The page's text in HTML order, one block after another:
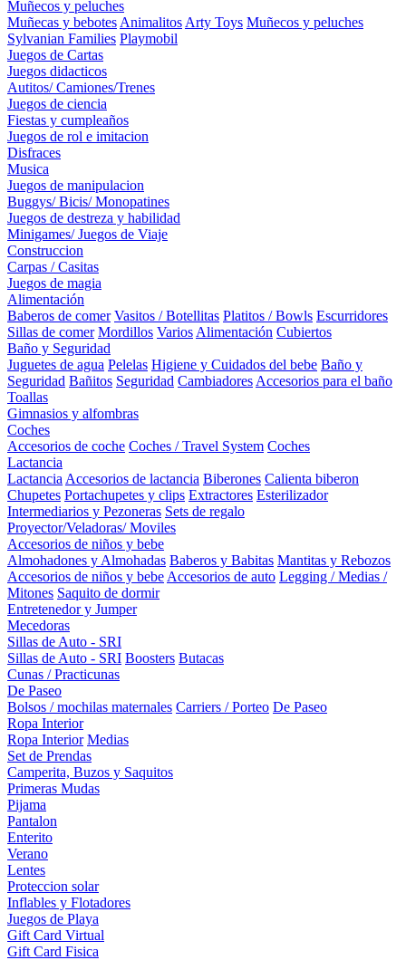
Muñecos y peluches
Muñecas y bebotes Animalitos Arty Toys Muñecos y peluches
Sylvanian Families Playmobil
Juegos de Cartas
Juegos didacticos
Autitos/ Camiones/Trenes
Juegos de ciencia
Fiestas y cumpleaños
Juegos de rol e imitacion
Disfraces
Musica
Juegos de manipulacion
Buggys/ Bicis/ Monopatines
Juegos de destreza y habilidad
Minigames/ Juegos de Viaje
Construccion
Carpas / Casitas
Juegos de magia
Alimentación
Baberos de comer Vasitos / Botellitas Platitos / Bowls Escurridores
Sillas de comer Mordillos Varios Alimentación Cubiertos
Baño y Seguridad
Juguetes de agua Pelelas Higiene y Cuidados del bebe Baño y
Seguridad Bañitos Seguridad Cambiadores Accesorios para el baño
Toallas
Gimnasios y alfombras
Coches
Accesorios de coche Coches / Travel System Coches
Lactancia
Lactancia Accesorios de lactancia Biberones Calienta biberon
Chupetes Portachupetes y clips Extractores Esterilizador
Intermediarios y Pezoneras Sets de regalo
Proyector/Veladoras/ Moviles
Accesorios de niños y bebe
Almohadones y Almohadas Baberos y Babitas Mantitas y Rebozos
Accesorios de niños y bebe Accesorios de auto Legging / Medias /
Mitones Saquito de dormir
Entretenedor y Jumper
Mecedoras
Sillas de Auto - SRI
Sillas de Auto - SRI Boosters Butacas
Cunas / Practicunas
De Paseo
Bolsos / mochilas maternales Carriers / Porteo De Paseo
Ropa Interior
Ropa Interior Medias
Set de Prendas
Camperita, Buzos y Saquitos
Primeras Mudas
Pijama
Pantalon
Enterito
Verano
Lentes
Proteccion solar
Inflables y Flotadores
Juegos de Playa
Gift Card Virtual
Gift Card Fisica